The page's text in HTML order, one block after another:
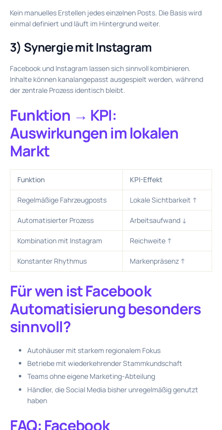
Kein manuelles Erstellen jedes einzelnen Posts. Die Basis wird
einmal definiert und läuft im Hintergrund weiter.
3) Synergie mit Instagram
Facebook und Instagram lassen sich sinnvoll kombinieren.
Inhalte können kanalangepasst ausgespielt werden, während
der zentrale Prozess identisch bleibt.
Funktion → KPI:
Auswirkungen im lokalen
Markt
Funktion KPI-Effekt
Regelmäßige Fahrzeugposts Lokale Sichtbarkeit ↑
Automatisierter Prozess Arbeitsaufwand ↓
Kombination mit Instagram Reichweite ↑
Konstanter Rhythmus Markenpräsenz ↑
Für wen ist Facebook
Automatisierung besonders
sinnvoll?
Autohäuser mit starkem regionalem Fokus
Betriebe mit wiederkehrender Stammkundschaft
Teams ohne eigene Marketing-Abteilung
Händler, die Social Media bisher unregelmäßig genutzt
haben
FAQ: Facebook